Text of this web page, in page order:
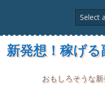
ン
新発想！稼げ
おもしろそうな